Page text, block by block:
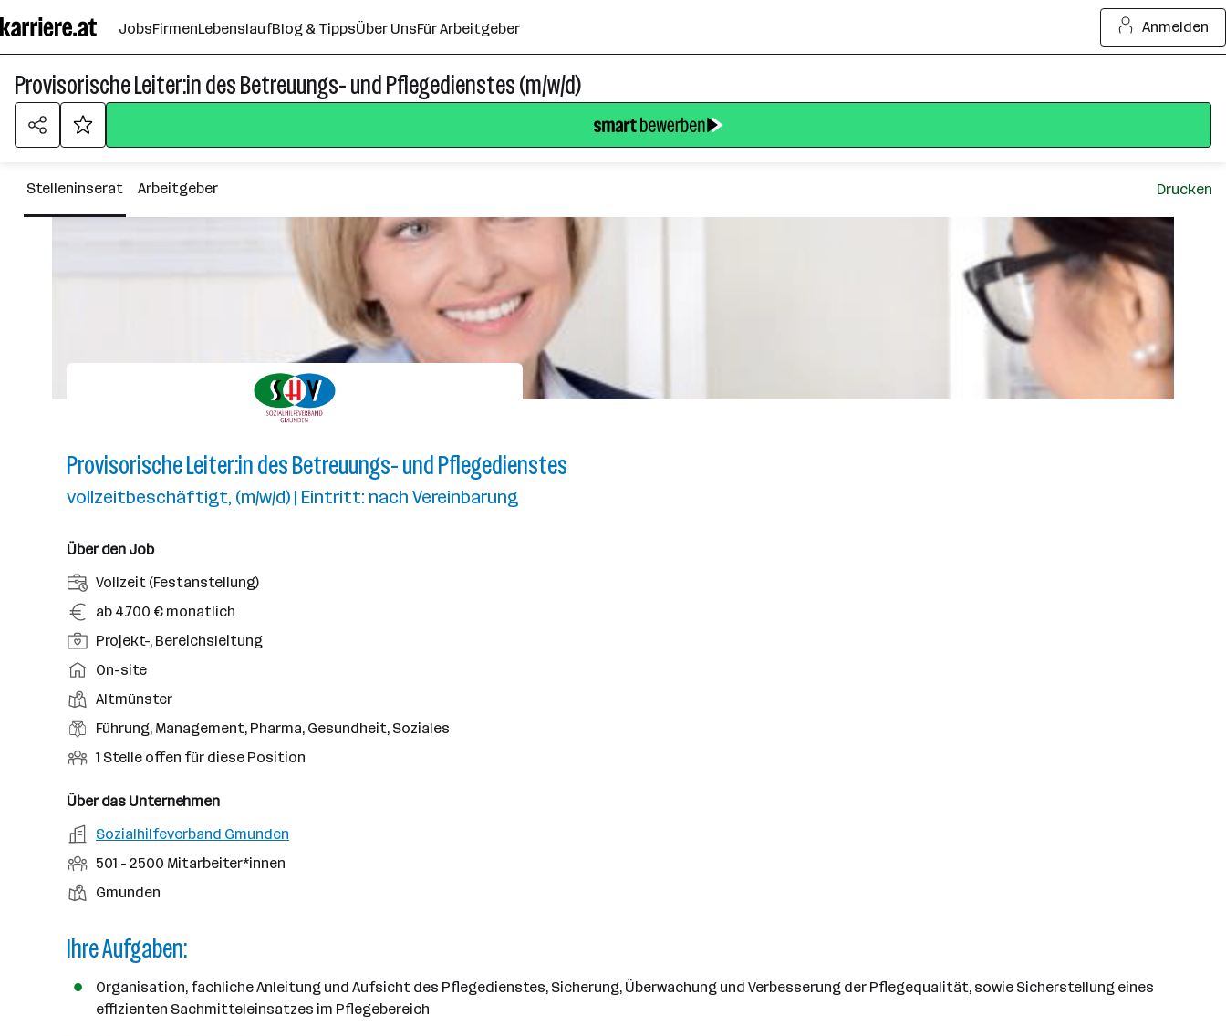
Seiteninhalt
springen
JobsFirmenLebenslaufBlog & TippsÜber UnsFür Arbeitgeber Anmelden
Provisorische Leiter:in des Betreuungs- und Pflegedienstes (m/w/d)
Stelleninserat Arbeitgeber Drucken
Provisorische Leiter:in des Betreuungs- und Pflegedienstes
vollzeitbeschäftigt, (m/w/d) | Eintritt: nach Vereinbarung
Über den Job
A
n
t
e
l
u
n
s
r
t
Vollzeit (Festanstellung)
G
e
h
a
l
t
ab 4.700 € monatlich
P
o
i
t
i
n
e
b
n
Projekt-, Bereichsleitung
A
r
b
e
i
s
m
o
d
e
On-site
D
i
n
t
o
t
Altmünster
B
e
u
s
f
l
e
Führung, Management, Pharma, Gesundheit, Soziales
O
f
n
e
S
l
1 Stelle offen für diese Position
Über das Unternehmen
A
r
e
t
e
Sozialhilfeverband Gmunden
M
i
t
e
501 - 2500 Mitarbeiter*innen
S
a
n
d
Gmunden
Ihre Aufgaben:
Organisation, fachliche Anleitung und Aufsicht des Pflegedienstes, Sicherung, Überwachung und Verbesserung der Pflegequalität, sowie Sicherstellung eines
effizienten Sachmitteleinsatzes im Pflegebereich